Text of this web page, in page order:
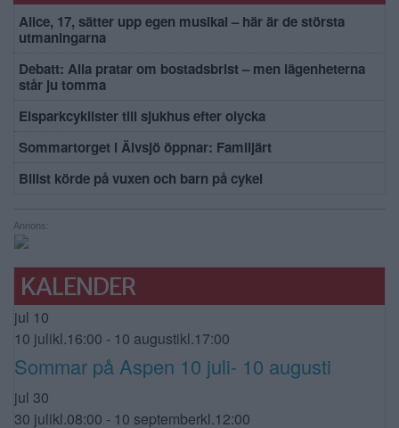
Alice, 17, sätter upp egen musikal – här är de största
utmaningarna
Debatt: Alla pratar om bostadsbrist – men lägenheterna
står ju tomma
Elsparkcyklister till sjukhus efter olycka
Sommartorget i Älvsjö öppnar: Familjärt
Bilist körde på vuxen och barn på cykel
Annons:
KALENDER
jul 10
10 julikl.16:00 - 10 augustikl.17:00
Sommar på Aspen 10 juli- 10 augusti
jul 30
30 julikl.08:00 - 10 septemberkl.12:00